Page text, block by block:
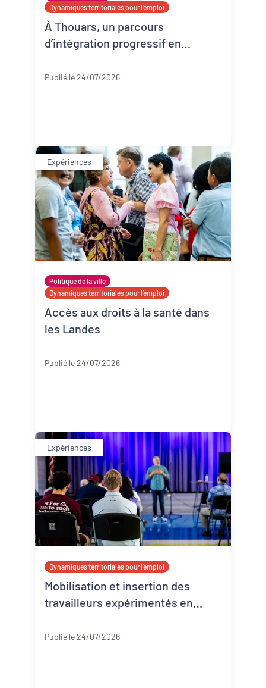
Dynamiques territoriales pour l’emploi
À Thouars, un parcours
d’intégration progressif en
Publié le 24/07/2026
Expériences
Politique de la ville
Dynamiques territoriales pour l’emploi
Accès aux droits à la santé dans
les Landes
Publié le 24/07/2026
Expériences
Dynamiques territoriales pour l’emploi
Mobilisation et insertion des
travailleurs expérimentés en
Publié le 24/07/2026